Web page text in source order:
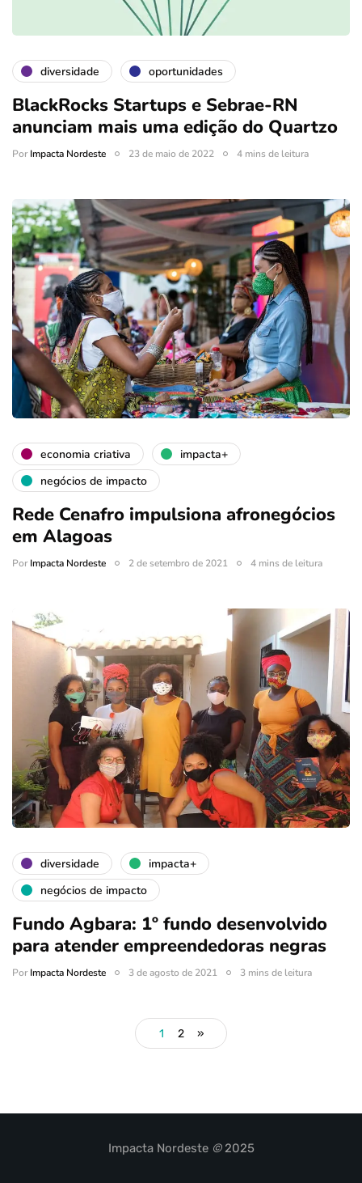
diversidade oportunidades
BlackRocks Startups e Sebrae-RN
anunciam mais uma edição do Quartzo
PorImpacta Nordeste 23 de maio de 2022 4 mins de leitura
economia criativa
impacta+
negócios de impacto
Rede Cenafro impulsiona afronegócios
em Alagoas
PorImpacta Nordeste 2 de setembro de 2021 4 mins de leitura
diversidade
impacta+
negócios de impacto
Fundo Agbara: 1º fundo desenvolvido
para atender empreendedoras negras
PorImpacta Nordeste 3 de agosto de 2021 3 mins de leitura
1 2 »
Impacta Nordeste ©2025